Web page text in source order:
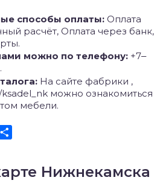
способы оплаты: Оплата
расчёт, Оплата через банк,
можно по телефону: +7‒
На сайте фабрики ,
можно ознакомиться
мебели.
Нижнекамска